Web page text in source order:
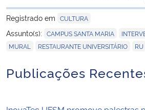
Registrado em CULTURA
Assunto(s): CAMPUS SANTA MARIA
MURAL RESTAURANTE UNIVERSITÁRIO RU
Publicações